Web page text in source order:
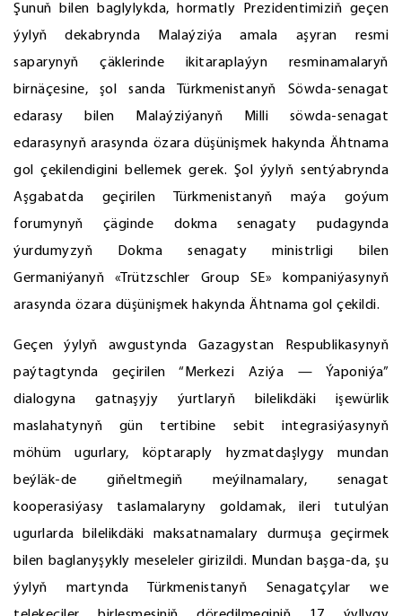
Şunuň bilen baglylykda, hormatly Prezidentimiziň geçen
ýylyň dekabrynda Malaýziýa amala aşyran resmi
saparynyň çäklerinde ikitaraplaýyn resminamalaryň
birnäçesine, şol sanda Türkmenistanyň Söwda-senagat
edarasy bilen Malaýziýanyň Milli söwda-senagat
edarasynyň arasynda özara düşünişmek hakynda Ähtnama
gol çekilendigini bellemek gerek. Şol ýylyň sentýabrynda
Aşgabatda geçirilen Türkmenistanyň maýa goýum
forumynyň çäginde dokma senagaty pudagynda
ýurdumyzyň Dokma senagaty ministrligi bilen
Germaniýanyň «Trützschler Group SE» kompaniýasynyň
arasynda özara düşünişmek hakynda Ähtnama gol çekildi.
Geçen ýylyň awgustynda Gazagystan Respublikasynyň
paýtagtynda geçirilen “Merkezi Aziýa — Ýaponiýa”
dialogyna gatnaşyjy ýurtlaryň bilelikdäki işewürlik
maslahatynyň gün tertibine sebit integrasiýasynyň
möhüm ugurlary, köptaraply hyzmatdaşlygy mundan
beýläk-de giňeltmegiň meýilnamalary, senagat
kooperasiýasy taslamalaryny goldamak, ileri tutulýan
ugurlarda bilelikdäki maksatnamalary durmuşa geçirmek
bilen baglanyşykly meseleler girizildi. Mundan başga-da, şu
ýylyň martynda Türkmenistanyň Senagatçylar we